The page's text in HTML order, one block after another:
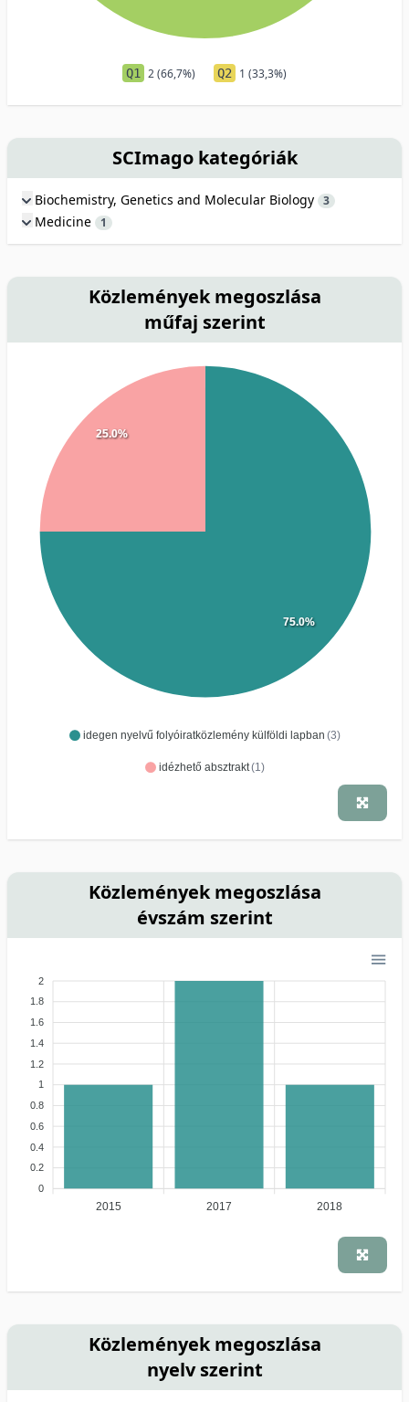
Q1 2 (66,7%) Q2 1 (33,3%)
SCImago kategóriák
Biochemistry, Genetics and Molecular Biology 3
Medicine 1
Közlemények megoszlása
műfaj szerint
idegen nyelvű folyóiratközlemény külföldi lapban (3)
idézhető absztrakt(1)
75.0%
25.0%
Közlemények megoszlása
évszám szerint
2
1.8
1.6
1.4
1.2
1
0.8
0.6
0.4
0.2
0
2015 2017 2018
Közlemények megoszlása
nyelv szerint